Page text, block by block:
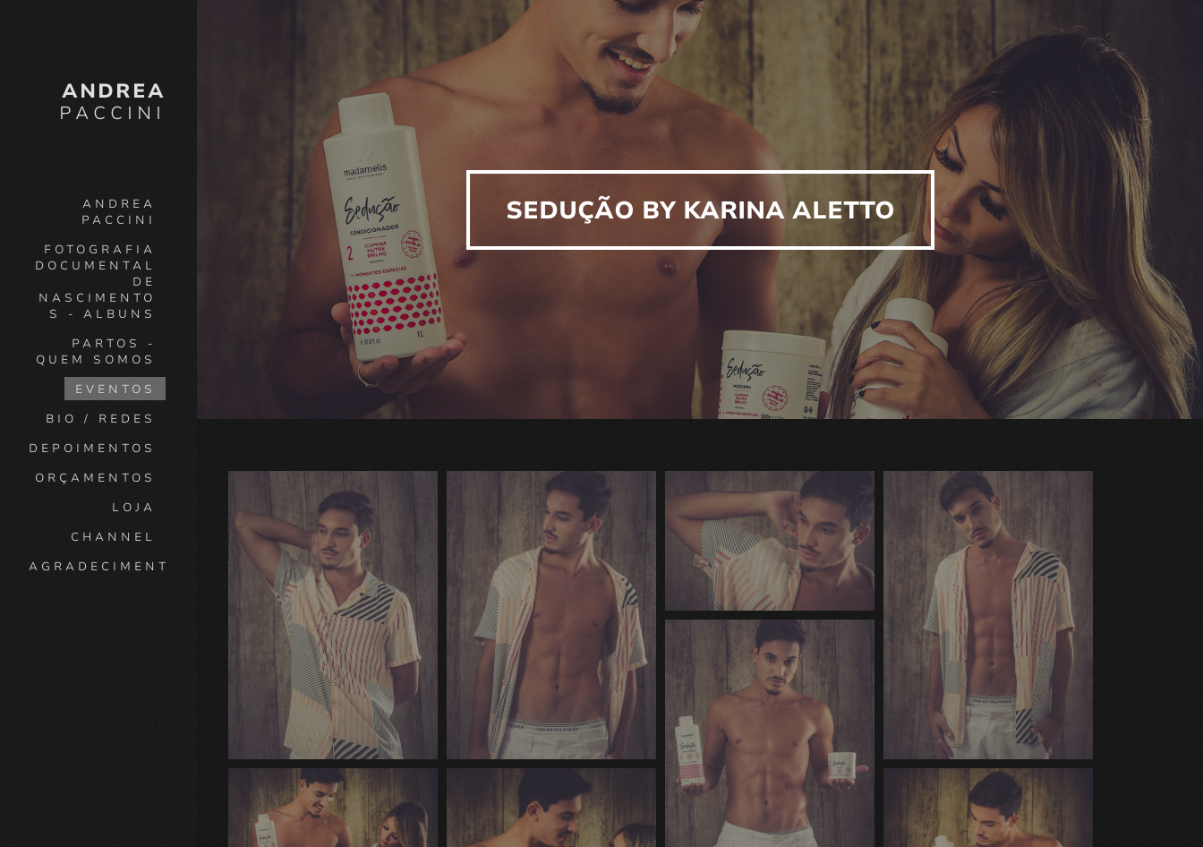
ANDREA
PACCINI
ANDREA
PACCINI
FOTOGRAFIA
DOCUMENTAL
DE
NASCIMENTO
S - ALBUNS
PARTOS -
QUEM SOMOS
EVENTOS
BIO / REDES
DEPOIMENTOS
ORÇAMENTOS
LOJA
CHANNEL
AGRADECIMENTO
SEDUÇÃO BY KARINA ALETTO